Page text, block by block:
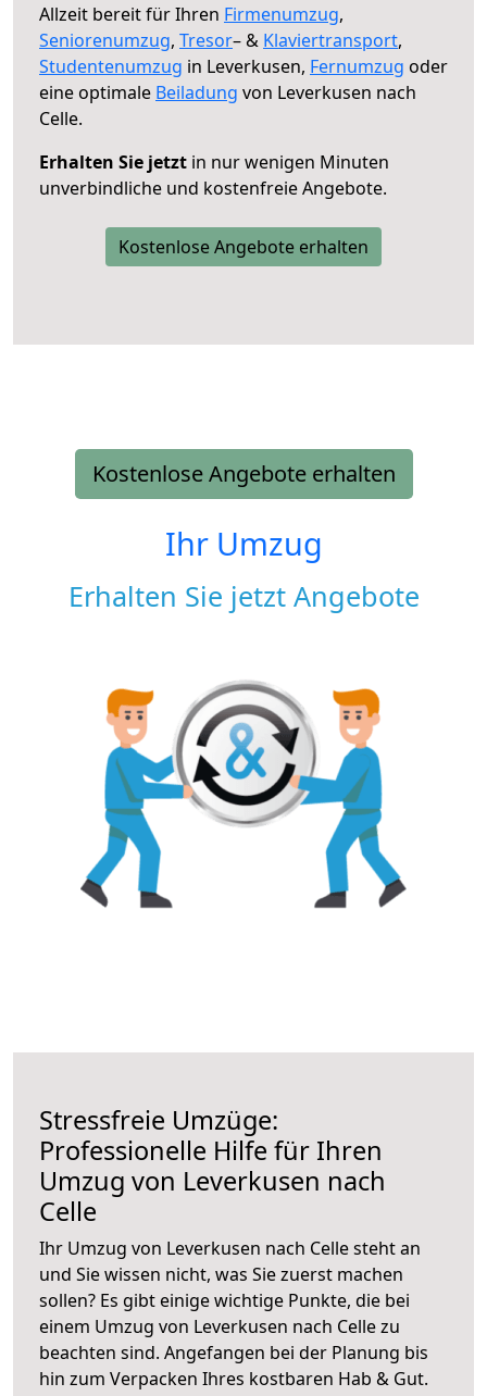
Allzeit bereit für Ihren Firmenumzug,
Seniorenumzug, Tresor– & Klaviertransport,
Studentenumzug in Leverkusen, Fernumzug oder
eine optimale Beiladung von Leverkusen nach
Celle.
Erhalten Sie jetzt in nur wenigen Minuten
unverbindliche und kostenfreie Angebote.
Kostenlose Angebote erhalten
Kostenlose Angebote erhalten
Ihr Umzug
Erhalten Sie jetzt Angebote
Stressfreie Umzüge:
Professionelle Hilfe für Ihren
Umzug von Leverkusen nach
Celle
Ihr Umzug von Leverkusen nach Celle steht an
und Sie wissen nicht, was Sie zuerst machen
sollen? Es gibt einige wichtige Punkte, die bei
einem Umzug von Leverkusen nach Celle zu
beachten sind. Angefangen bei der Planung bis
hin zum Verpacken Ihres kostbaren Hab & Gut.